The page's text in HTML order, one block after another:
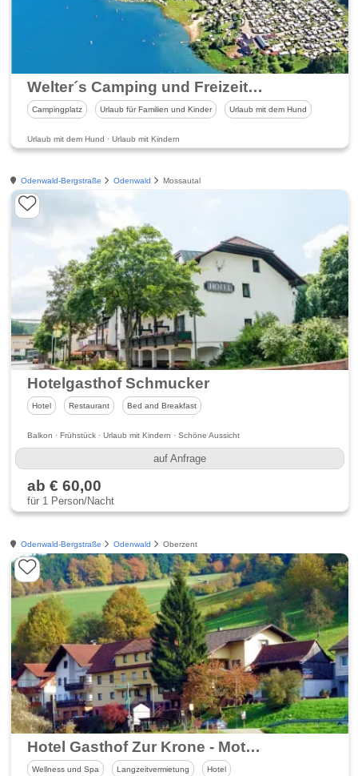
Welter´s Camping und Freizeitparadies
Campingplatz Urlaub für Familien und Kinder Urlaub mit dem Hund
Urlaub mit dem Hund · Urlaub mit Kindern
Odenwald-Bergstraße Odenwald Mossautal
Hotelgasthof Schmucker
Hotel Restaurant Bed and Breakfast
Balkon · Frühstück · Urlaub mit Kindern · Schöne Aussicht
auf Anfrage
ab € 60,00
für 1 Person/Nacht
Odenwald-Bergstraße Odenwald Oberzent
Hotel Gasthof Zur Krone - Motorradhotel Odenwald
Wellness und Spa Langzeitvermietung Hotel